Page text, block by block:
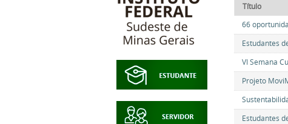
Título
66
Estudantes
VI Semana
Projeto
Estudantes